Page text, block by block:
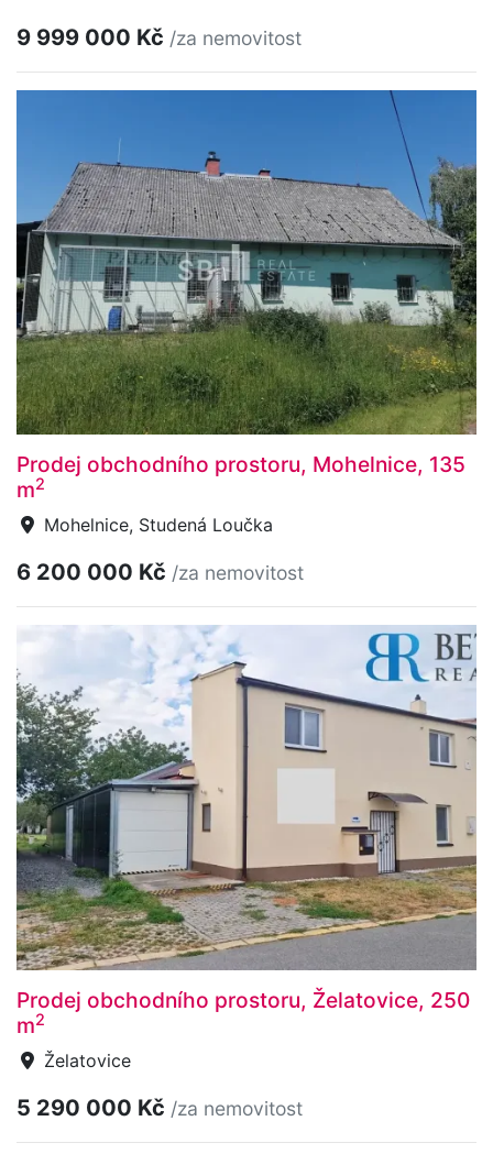
9 999 000 Kč /za nemovitost
Prodej obchodního prostoru, Mohelnice, 135
m2
Mohelnice, Studená Loučka
6 200 000 Kč /za nemovitost
Prodej obchodního prostoru, Želatovice, 250
m2
Želatovice
5 290 000 Kč /za nemovitost